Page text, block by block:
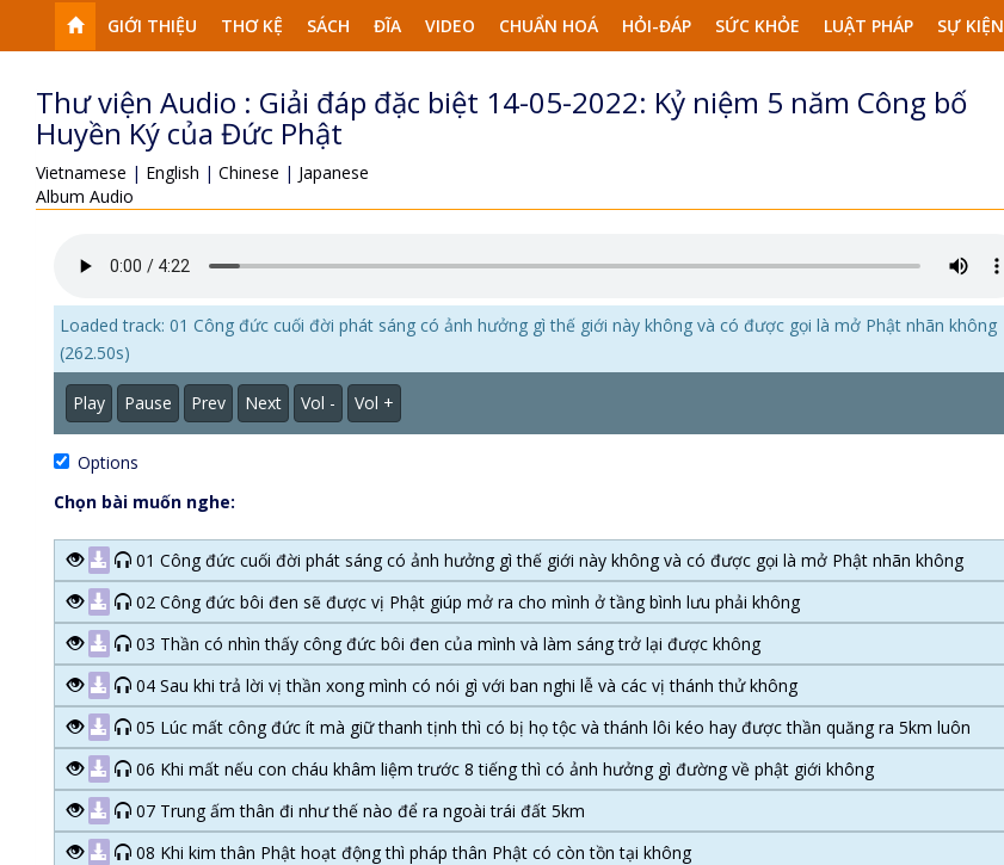
GIỚI THIỆU THƠ KỆ SÁCH ĐĨA VIDEO CHUẨN HOÁ HỎI-ĐÁP SỨC KHỎE LUẬT PHÁP SỰ KIỆN
Thư viện Audio : Giải đáp đặc biệt 14-05-2022: Kỷ niệm 5 năm Công bố
Huyền Ký của Đức Phật
Vietnamese | English | Chinese | Japanese
Album Audio
Loaded track: 01 Công đức cuối đời phát sáng có ảnh hưởng gì thế giới này không và có được gọi là mở Phật nhãn không
(262.50s)
Play Pause Prev Next Vol - Vol +
Options
Chọn bài muốn nghe:
01 Công đức cuối đời phát sáng có ảnh hưởng gì thế giới này không và có được gọi là mở Phật nhãn không
02 Công đức bôi đen sẽ được vị Phật giúp mở ra cho mình ở tầng bình lưu phải không
03 Thần có nhìn thấy công đức bôi đen của mình và làm sáng trở lại được không
04 Sau khi trả lời vị thần xong mình có nói gì với ban nghi lễ và các vị thánh thử không
05 Lúc mất công đức ít mà giữ thanh tịnh thì có bị họ tộc và thánh lôi kéo hay được thần quăng ra 5km luôn
06 Khi mất nếu con cháu khâm liệm trước 8 tiếng thì có ảnh hưởng gì đường về phật giới không
07 Trung ấm thân đi như thế nào để ra ngoài trái đất 5km
08 Khi kim thân Phật hoạt động thì pháp thân Phật có còn tồn tại không